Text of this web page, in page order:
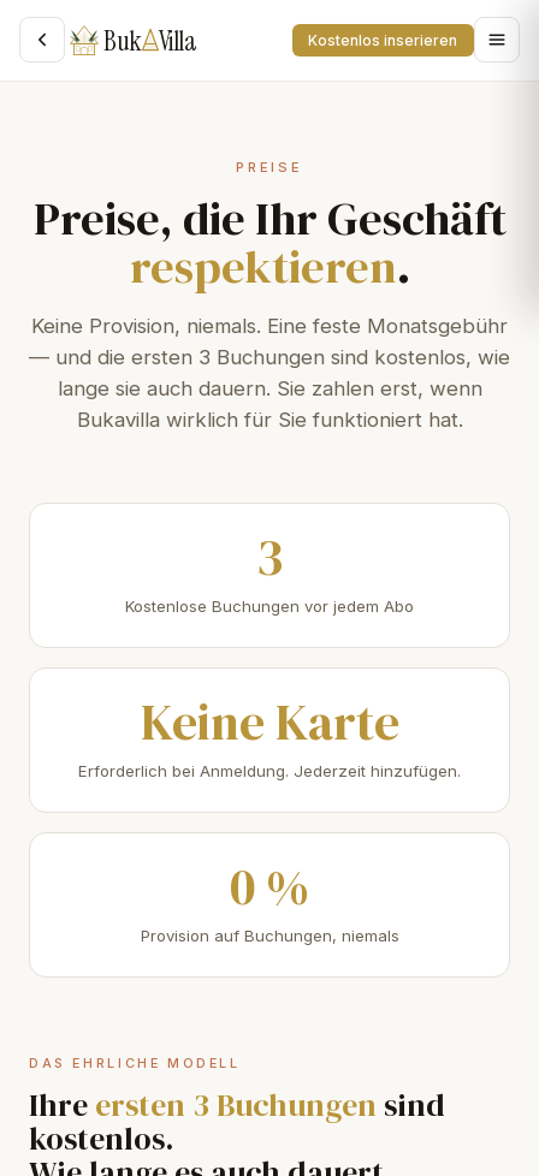
Buk Villa Kostenlos inserieren
PREISE
Preise, die Ihr Geschäft
respektieren.
Keine Provision, niemals. Eine feste Monatsgebühr
— und die ersten 3 Buchungen sind kostenlos, wie
lange sie auch dauern. Sie zahlen erst, wenn
Bukavilla wirklich für Sie funktioniert hat.
3
Kostenlose Buchungen vor jedem Abo
Keine Karte
Erforderlich bei Anmeldung. Jederzeit hinzufügen.
0 %
Provision auf Buchungen, niemals
DAS EHRLICHE MODELL
Ihreersten 3 Buchungen sind
kostenlos.